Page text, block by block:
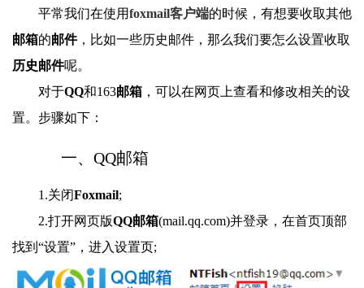
平常我们在使用foxmail客户端的时候，有想要收取其他
邮箱的邮件，比如一些历史邮件，那么我们要怎么设置收取
历史邮件呢。
对于QQ和163邮箱 ，可以在网页上查看和修改相关的设
置。步骤如下：
一、QQ邮箱
1.关闭Foxmail;
2.打开网页版QQ邮箱(mail.qq.com)并登录，在首页顶部
找到“设置”，进入设置页;